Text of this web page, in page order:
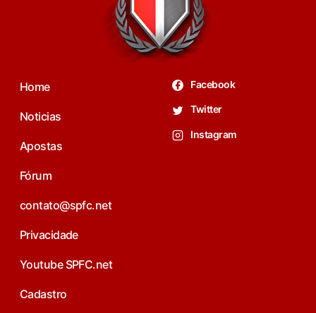
Home
Noticias
Apostas
Fórum
contato@spfc.net
Privacidade
Youtube SPFC.net
Cadastro
Facebook
Twitter
Instagram